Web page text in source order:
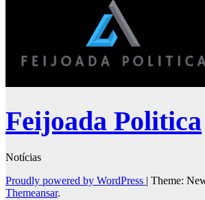
Feijoada Politica
Notícias
Proudly powered by WordPress | Theme:
Themeansar.